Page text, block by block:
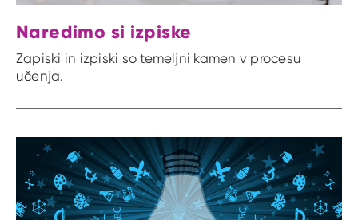
Naredimo si izpiske
Zapiski in izpiski so temeljni kamen v procesu
učenja.